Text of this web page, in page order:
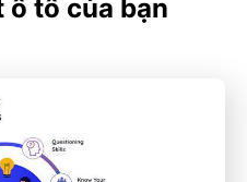
ô tô của bạn